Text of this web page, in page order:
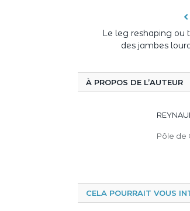
Le leg reshaping ou
des jambes
À PROPOS DE L’AUTEUR
Pôle de
CELA POURRAIT VOUS